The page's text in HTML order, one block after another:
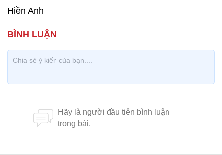
Hiền Anh